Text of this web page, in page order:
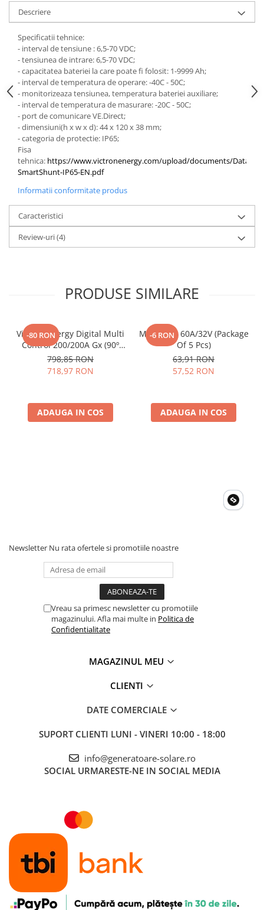
Descriere
Specificatii tehnice:
- interval de tensiune : 6,5-70 VDC;
- tensiunea de intrare: 6,5-70 VDC;
- capacitatea bateriei la care poate fi folosit: 1-9999 Ah;
- interval de temperatura de operare: -40C - 50C;
- monitorizeaza tensiunea, temperatura bateriei auxiliare;
- interval de temperatura de masurare: -20C - 50C;
- port de comunicare VE.Direct;
- dimensiuni(h x w x d): 44 x 120 x 38 mm;
- categoria de protectie: IP65;
Fisa
tehnica: https://www.victronenergy.com/upload/documents/
SmartShunt-IP65-EN.pdf
Informatii conformitate produs
Caracteristici
Review-uri(4)
PRODUSE SIMILARE
-80 RON
Victron Energy Digital Multi
Control 200/200A Gx (90º
Rj45)
798,85 RON
718,97 RON
ADAUGA IN COS
-6 RON
Midi-Fuse 60A/32V (Package
Of 5 Pcs)
63,91 RON
57,52 RON
ADAUGA IN COS
Newsletter Nu rata ofertele si promotiile noastre
Vreau sa primesc newsletter cu promotiile
magazinului. Afla mai multe in Politica de
Confidentialitate
MAGAZINUL MEU
CLIENTI
DATE COMERCIALE
SUPORT CLIENTI LUNI - VINERI 10:00 - 18:00
info@generatoare-solare.ro
SOCIAL URMARESTE-NE IN SOCIAL MEDIA